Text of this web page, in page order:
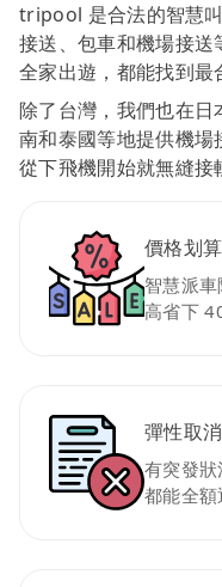
tripool 是合法的智慧
接送、包車和機場接
全家出遊，都能找到最
除了台灣，我們也在
南和泰國等地提供機
從下飛機開始就無縫接
價格划
智慧派
高省下
彈性取
有突發狀
都能全額